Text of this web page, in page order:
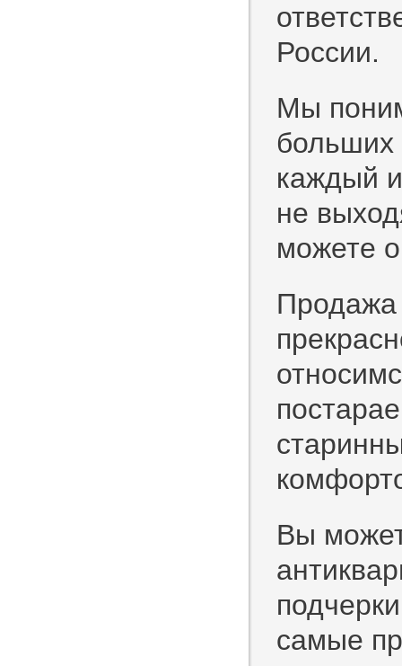
России.
Мы
больших
каждый
не
можете
Продажа
Вы
самые